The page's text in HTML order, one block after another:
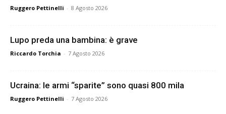
Ruggero Pettinelli - 8 Agosto 2026
Lupo preda una bambina: è grave
Riccardo Torchia - 7 Agosto 2026
Ucraina: le armi “sparite” sono quasi 800 mila
Ruggero Pettinelli - 7 Agosto 2026